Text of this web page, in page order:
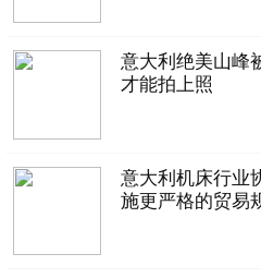
意大利绝美山峰
才能拍上照
意大利机床行业
施更严格的贸易